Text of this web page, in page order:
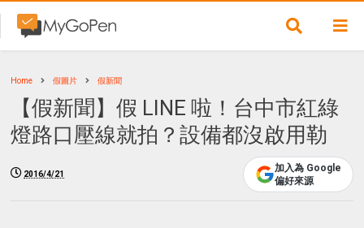
Home 假圖片 假新聞
【假新聞】假 LINE 啦！台中市紅綠
燈路口壓線就拍？設備都沒啟用勒
2016/4/21
加入為 Google
偏好來源